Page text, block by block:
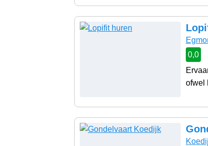
0,0
ofwel